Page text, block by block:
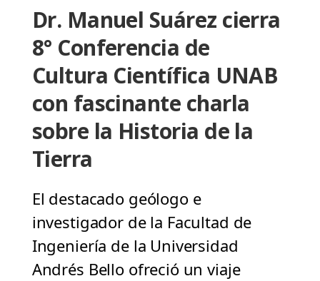
Dr. Manuel Suárez cierra
8° Conferencia de
Cultura Científica UNAB
con fascinante charla
sobre la Historia de la
Tierra
El destacado geólogo e
investigador de la Facultad de
Ingeniería de la Universidad
Andrés Bello ofreció un viaje